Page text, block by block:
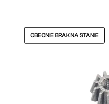
OBECNIE BRAK NA STANIE